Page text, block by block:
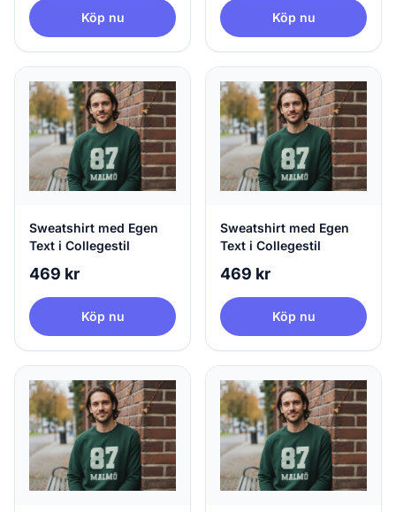
Köp nu Köp nu
Sweatshirt med Egen
Text i Collegestil
469 kr
Köp nu
Sweatshirt med Egen
Text i Collegestil
469 kr
Köp nu